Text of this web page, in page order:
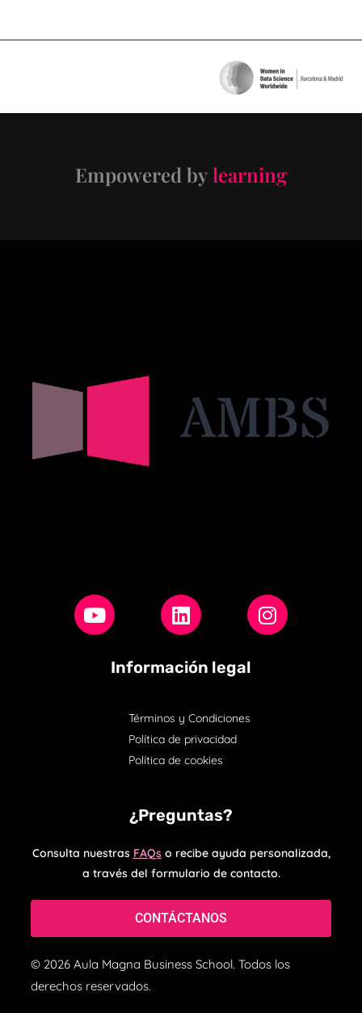
Empowered bylearning
Información legal
Términos y Condiciones
Política de privacidad
Política de cookies
¿Preguntas?
Consulta nuestras FAQs o recibe ayuda personalizada,
a través del formulario de contacto.
CONTÁCTANOS
© 2026 Aula Magna Business School. Todos los
derechos reservados.